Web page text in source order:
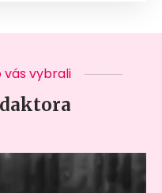
vás vybrali